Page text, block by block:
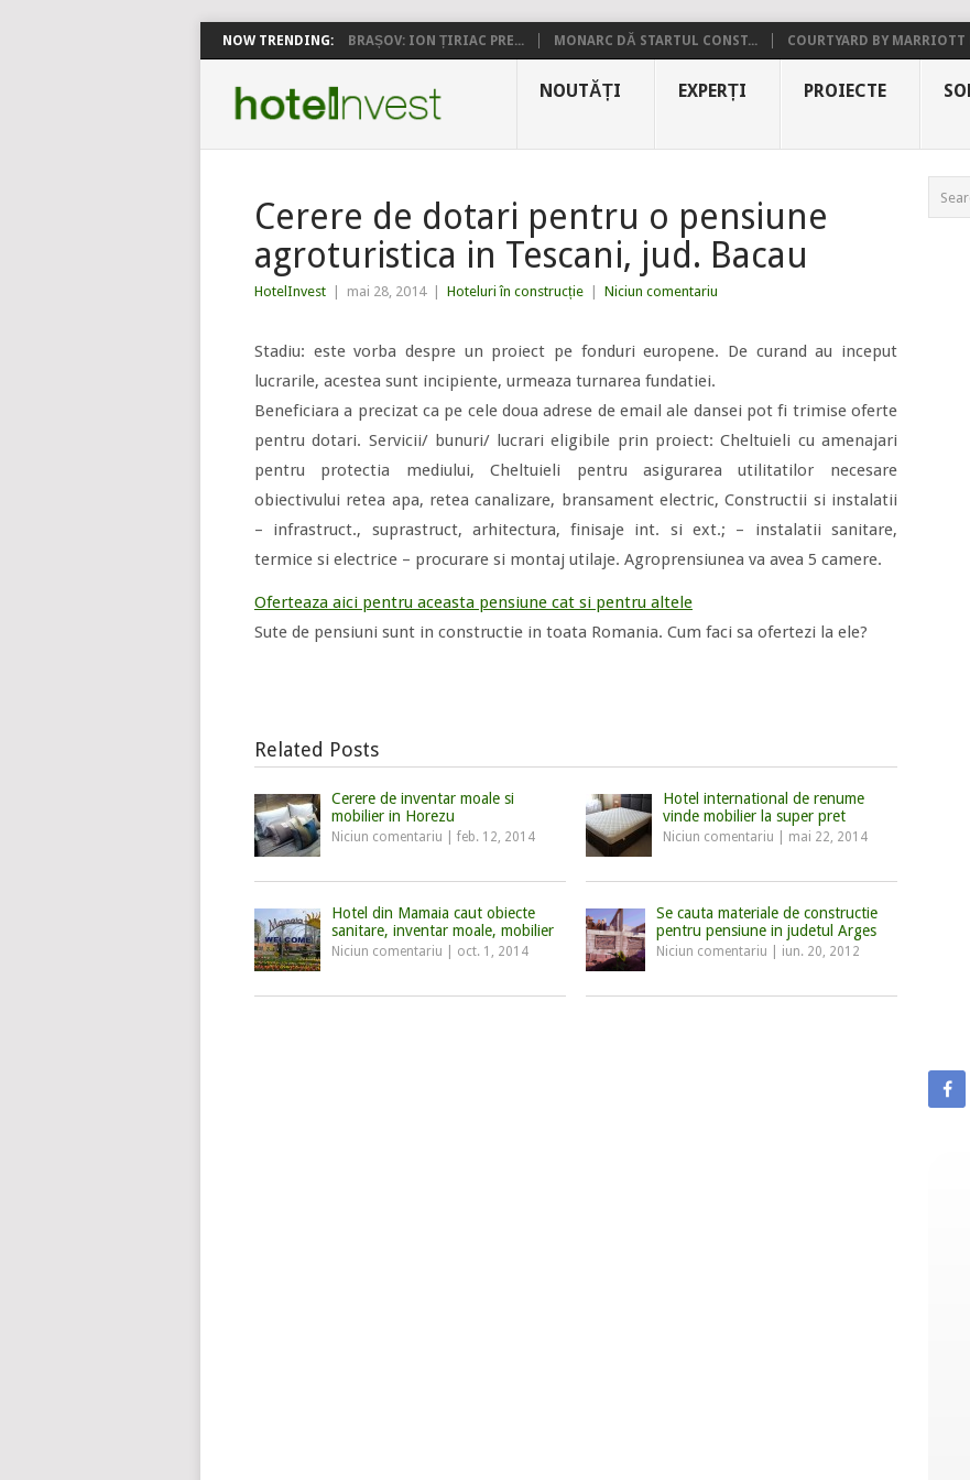
NOW TRENDING: BRAȘOV: ION ȚIRIAC PRE... MONARC DĂ STARTUL CONST... COURTYARD BY MARRIOTT
NOUTĂȚI EXPERȚI PROIECTE
Cerere de dotari pentru o pensiune
agroturistica in Tescani, jud. Bacau
HotelInvest mai 28, 2014 Hoteluri în construcție Niciun comentariu
Stadiu: este vorba despre un proiect pe fonduri europene. De curand au inceput
lucrarile, acestea sunt incipiente, urmeaza turnarea fundatiei.
Beneficiara a precizat ca pe cele doua adrese de email ale dansei pot fi trimise oferte
pentru dotari. Servicii/ bunuri/ lucrari eligibile prin proiect: Cheltuieli cu amenajari
pentru protectia mediului, Cheltuieli pentru asigurarea utilitatilor necesare
obiectivului retea apa, retea canalizare, bransament electric, Constructii si instalatii
– infrastruct., suprastruct, arhitectura, finisaje int. si ext.; – instalatii sanitare,
termice si electrice – procurare si montaj utilaje. Agroprensiunea va avea 5 camere.
Oferteaza aici pentru aceasta pensiune cat si pentru altele
Sute de pensiuni sunt in constructie in toata Romania. Cum faci sa ofertezi la ele?
Related Posts
Cerere de inventar moale si
mobilier in Horezu
Niciun comentariu feb. 12, 2014
Hotel international de renume
vinde mobilier la super pret
Niciun comentariu mai 22, 2014
Hotel din Mamaia caut obiecte
sanitare, inventar moale, mobilier
Niciun comentariu oct. 1, 2014
Se cauta materiale de constructie
pentru pensiune in judetul Arges
Niciun comentariu iun. 20, 2012